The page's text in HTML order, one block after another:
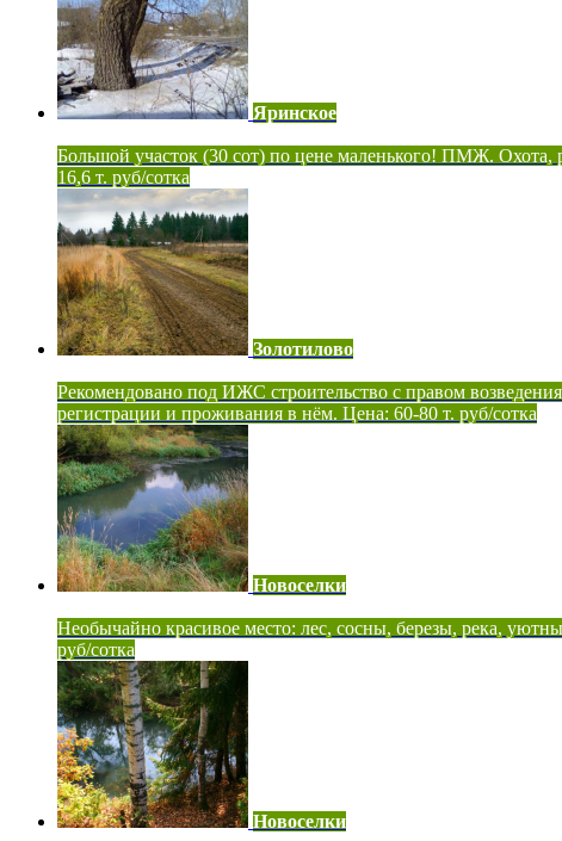
Яринское
Большой участок (30 сот) по цене маленького! ПМЖ. Охота,
16,6 т. руб/сотка
Золотилово
Рекомендовано под ИЖС строительство с правом
регистрации и проживания в нём. Цена: 60-80 т. руб/сотка
Новоселки
Необычайно красивое место: лес, сосны, березы, река,
руб/сотка
Новоселки